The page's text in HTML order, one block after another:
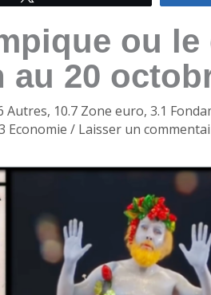
ou
20
Autres, 10.7 Zone euro, 3.1
Economie / Laisser un